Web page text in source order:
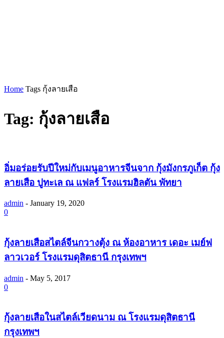
Home Tags กุ้งลายเสือ
Tag: กุ้งลายเสือ
อิ่มอร่อยรับปีใหม่กับเมนูอาหารจีนจาก กุ้งมังกรภูเก็ต กุ้ง
ลายเสือ ปูทะเล ณ แฟลร์ โรงแรมฮิลตัน พัทยา
admin - January 19, 2020
0
กุ้งลายเสือสไตล์จีนกวางตุ้ง ณ ห้องอาหาร เดอะ เมย์ฟ
ลาวเวอร์ โรงแรมดุสิตธานี กรุงเทพฯ
admin - May 5, 2017
0
กุ้งลายเสือในสไตล์เวียดนาม ณ โรงแรมดุสิตธานี
กรุงเทพฯ